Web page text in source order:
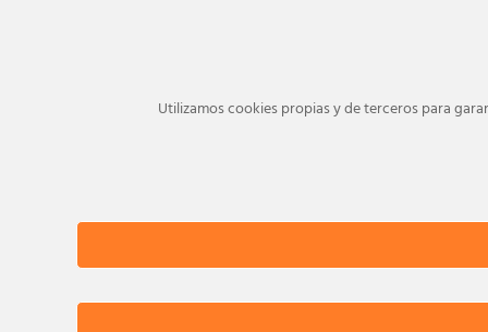
Utilizamos cookies propias y de terceros para